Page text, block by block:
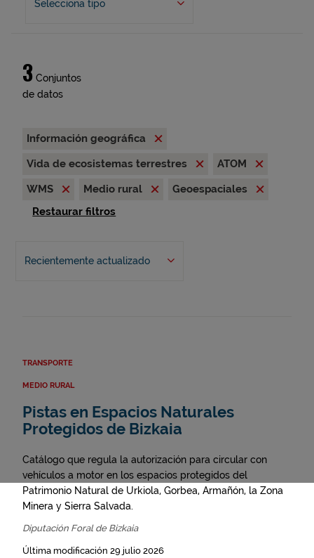
Selecciona tipo
3 Conjuntos
de datos
Información geográfica
Vida de ecosistemas terrestres
ATOM
WMS
Medio rural
Geoespaciales
Restaurar filtros
Recientemente actualizado
TRANSPORTE
MEDIO RURAL
Pistas en Espacios Naturales
Protegidos de Bizkaia
Catálogo que regula la autorización para circular con
vehículos a motor en los espacios protegidos del
Patrimonio Natural de Urkiola, Gorbea, Armañón, la Zona
Minera y Sierra Salvada.
Diputación Foral de Bizkaia
Última modificación 29 julio 2026